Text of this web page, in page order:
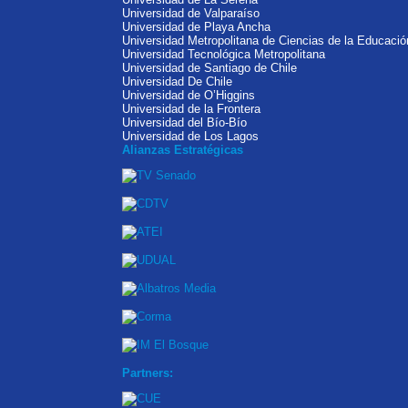
Universidad de Valparaíso
Universidad de Playa Ancha
Universidad Metropolitana de Ciencias de la
Universidad Tecnológica Metropolitana
Universidad de Santiago de Chile
Universidad De Chile
Universidad de O’Higgins
Universidad de la Frontera
Universidad del Bío-Bío
Universidad de Los Lagos
Alianzas Estratégicas
Partners: